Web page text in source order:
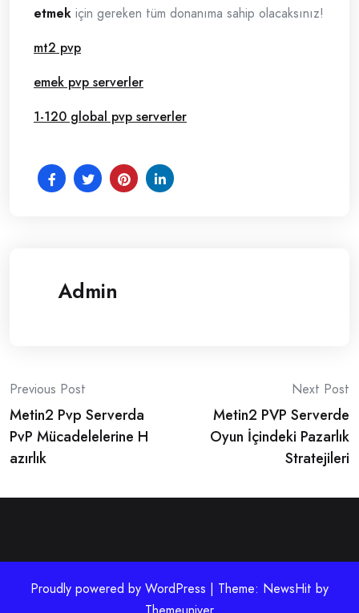
etmek için gereken tüm donanıma sahip olacaksınız!
mt2 pvp
emek pvp serverler
1-120 global pvp serverler
Admin
Post
navigation
Previous Post
Metin2 Pvp Serverda
PvP Mücadelelerine H
azırlık
Next Post
Metin2 PVP Serverde
Oyun İçindeki Pazarlık
Stratejileri
Proudly powered by WordPress | Theme: NewsHit by